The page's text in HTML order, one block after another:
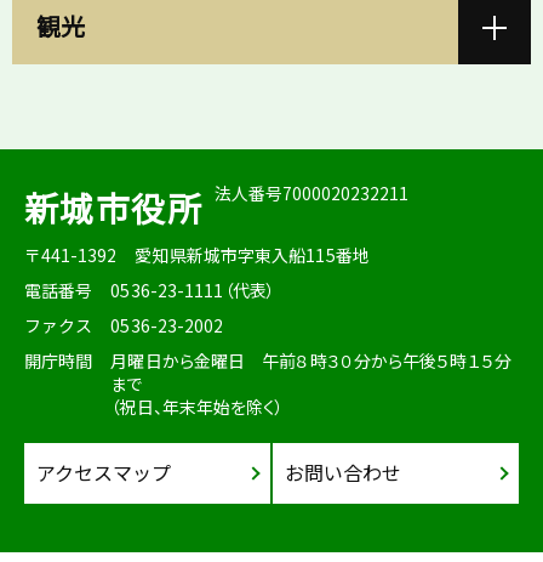
観光
新城市役所 法人番号7000020232211
〒441-1392
愛知県新城市字東入船115番地
電話番号
0536-23-1111（代表）
ファクス
0536-23-2002
開庁時間
月曜日から金曜日 午前８時３０分から午後５時１５分
まで
（祝日、年末年始を除く）
アクセスマップ お問い合わせ